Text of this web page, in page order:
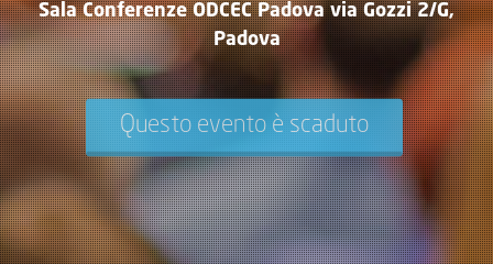
Sala Conferenze ODCEC Padova via Gozzi 2/G,
Padova
Questo evento è scaduto